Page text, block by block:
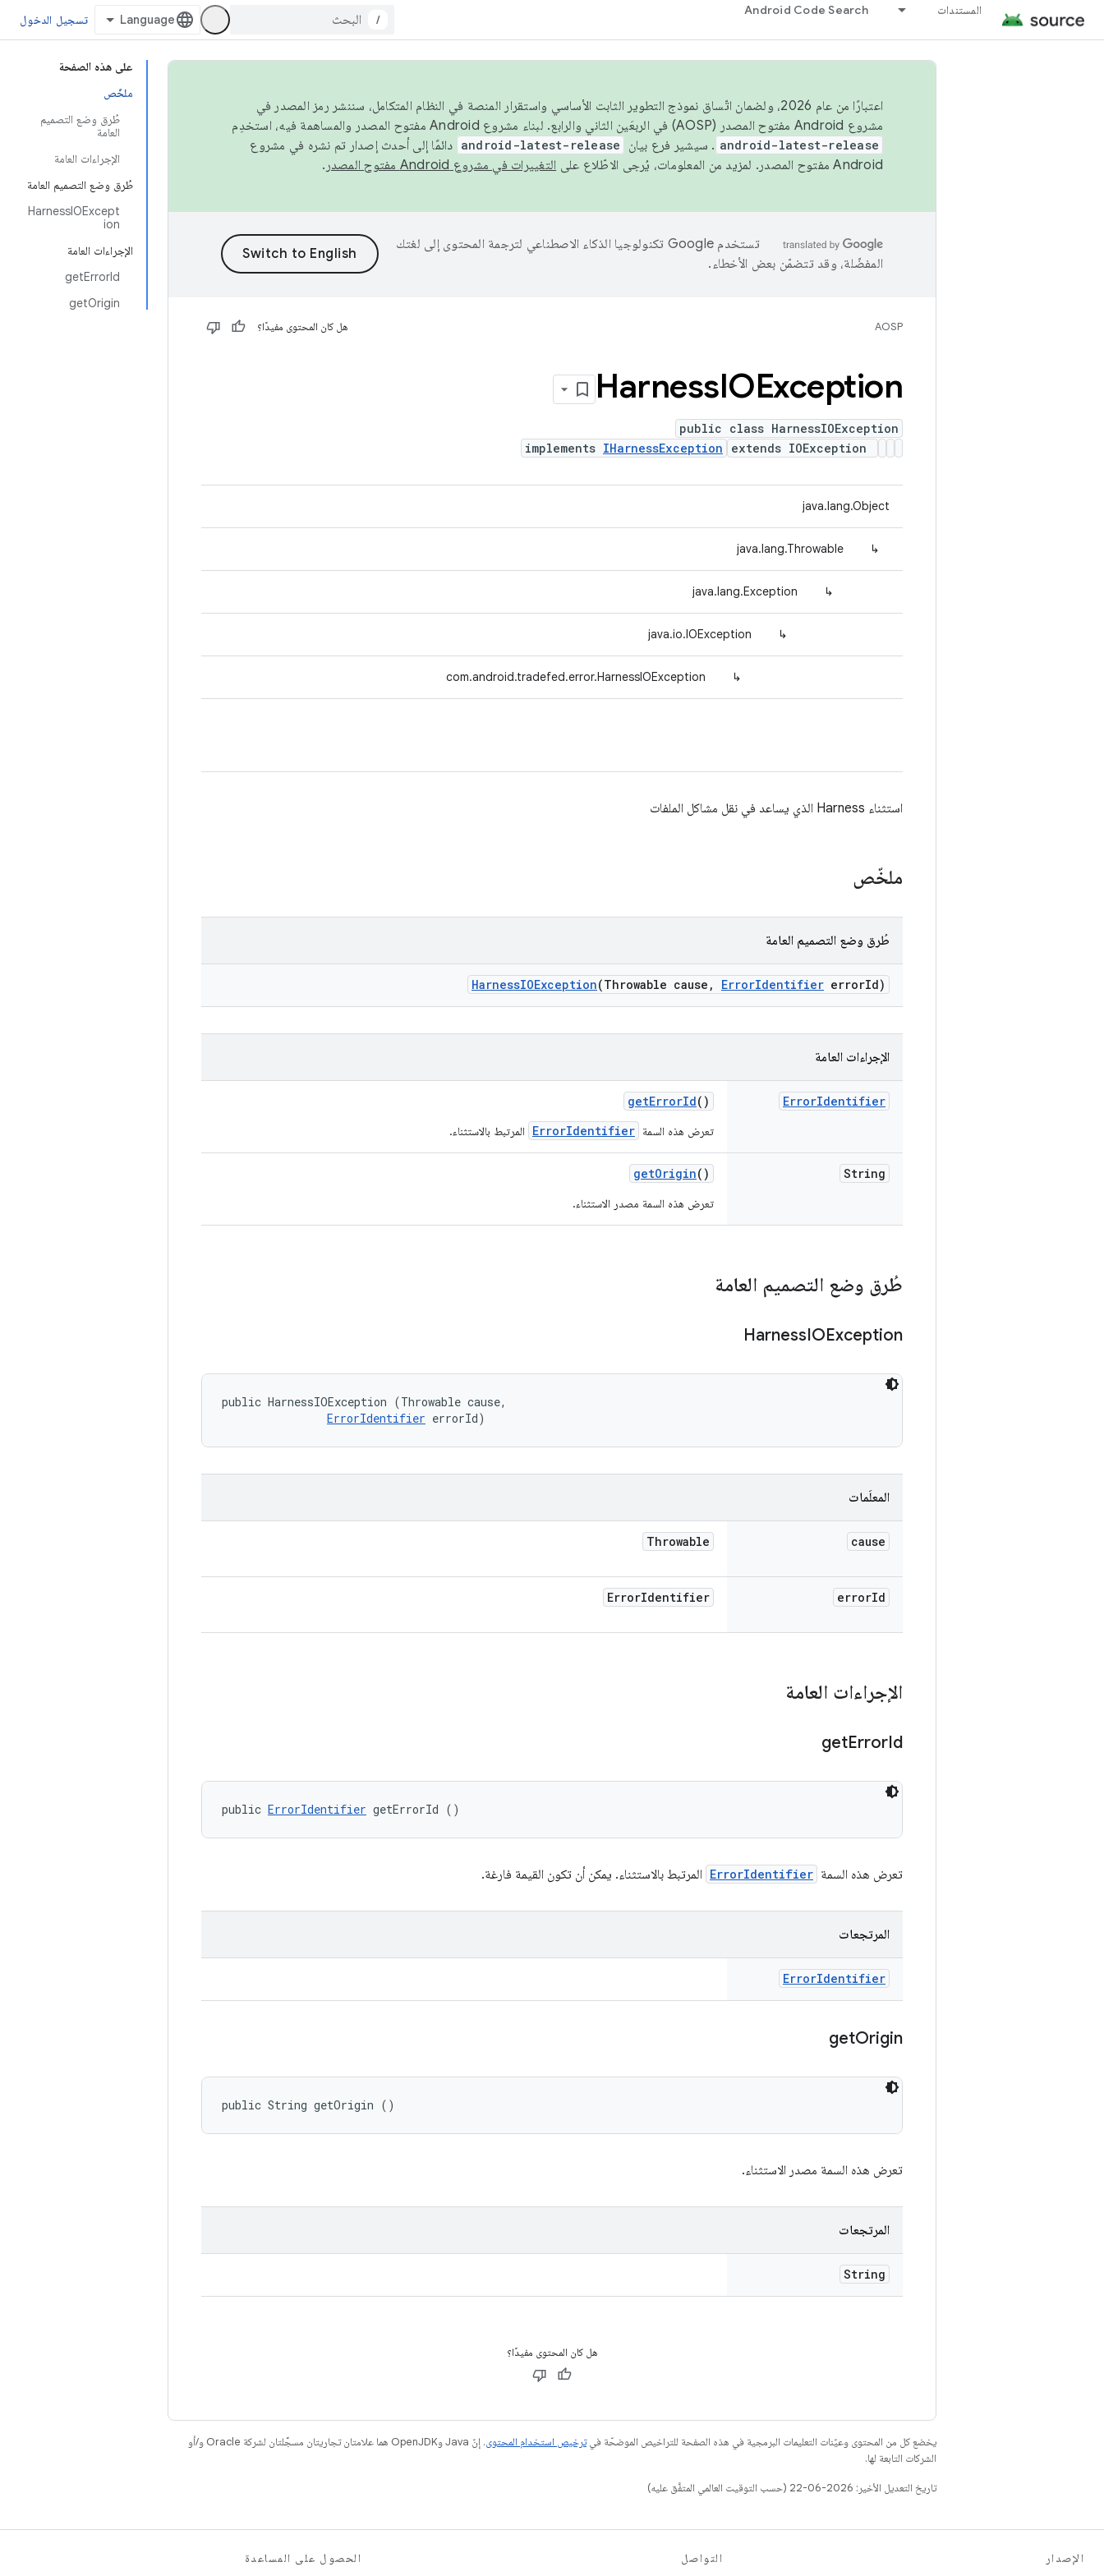
المستندات Android Code Search
/ تسجيل الدخول
على هذه الصفحة
ملخّص
طُرق وضع التصميم
العامة
الإجراءات العامة
طُرق وضع التصميم العامة
HarnessIOExcept
ion
الإجراءات العامة
getErrorId
getOrigin
اعتبارًا من عام 2026، ولضمان اتّساق نموذج التطوير الثابت الأساسي واستقرار المنصة في النظام المتكامل، سننشر رمز المصدر في
مشروع Android مفتوح المصدر (AOSP) في الربعَين الثاني والرابع. لبناء مشروع Android مفتوح المصدر والمساهمة فيه، استخدِم
android-latest-release . سيشير فرع بيان android-latest-release دائمًا إلى أحدث إصدار تم نشره في مشروع
Android مفتوح المصدر. لمزيد من المعلومات، يُرجى الاطّلاع على
التغييرات في مشروع Android مفتوح المصدر .
تستخدم Google تكنولوجيا الذكاء الاصطناعي لترجمة المحتوى إلى لغتك
المفضّلة، وقد تتضمّن بعض الأخطاء.
AOSP هل كان المحتوى مفيدًا؟
HarnessIOException
public class HarnessIOException
extends IOException
implements IHarnessException
java.lang.Object
↳
java.lang.Throwable
↳
java.lang.Exception
↳
java.io.IOException
↳
com.android.tradefed.error.HarnessIOException
استثناء Harness الذي يساعد في نقل مشاكل الملفات
ملخّص
طُرق وضع التصميم العامة
HarnessIOException(Throwable cause , ErrorIdentifier errorId)
الإجراءات العامة
ErrorIdentifier
getErrorId()
تعرض هذه السمة ErrorIdentifier المرتبط بالاستثناء.
String
getOrigin()
تعرض هذه السمة مصدر الاستثناء.
طُرق وضع التصميم العامة
HarnessIOException
public HarnessIOException (Throwable cause,
ErrorIdentifier errorId)
المعلَمات
cause
Throwable
errorId
ErrorIdentifier
الإجراءات العامة
getErrorId
public ErrorIdentifier getErrorId ()
تعرض هذه السمة ErrorIdentifier المرتبط بالاستثناء. يمكن أن تكون القيمة فارغة.
المرتجعات
ErrorIdentifier
getOrigin
public String getOrigin ()
تعرض هذه السمة مصدر الاستثناء.
المرتجعات
String
هل كان المحتوى مفيدًا؟
يخضع كل من المحتوى وعيّنات التعليمات البرمجية في هذه الصفحة للتراخيص الموضحّة فيترخيص استخدام المحتوى
. إنّ Java وOpenJDK هما علامتان تجاريتان مسجَّلتان لشركة Oracle و/أو
الشركات التابعة لها.
تاريخ التعديل الأخير: 2026-06-22 (حسب التوقيت العالمي المتفَّق عليه)
الإصدار التواصل الحصول على المساعدة